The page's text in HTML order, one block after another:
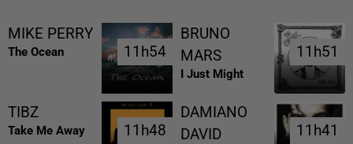
MIKE PERRY
The Ocean 11h54
11h54
BRUNO
MARS
I Just Might
11h51
11h51
TIBZ
Take Me Away 11h48
11h48
DAMIANO
DAVID
11h41
11h41